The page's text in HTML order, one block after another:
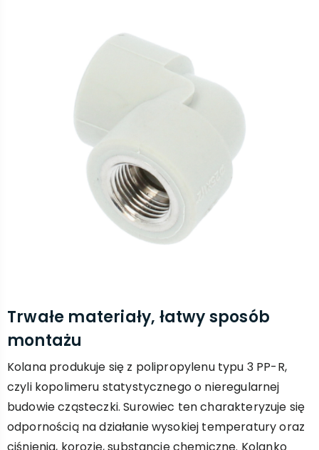
Trwałe materiały, łatwy sposób
montażu
Kolana produkuje się z polipropylenu typu 3 PP-R,
czyli kopolimeru statystycznego o nieregularnej
budowie cząsteczki. Surowiec ten charakteryzuje się
odpornością na działanie wysokiej temperatury oraz